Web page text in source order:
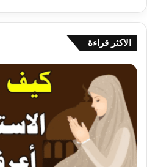
الاكثر قراءة